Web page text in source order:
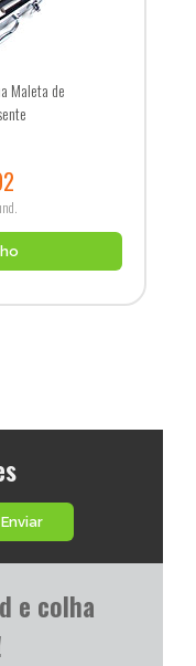
Maleta de
Enviar
e colha